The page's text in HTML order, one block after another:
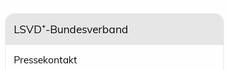
LSVD⁺-Bundesverband
Pressekontakt